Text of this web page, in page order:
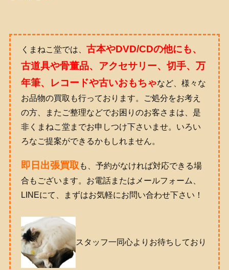
くまねこ堂では、 古本やDVD/CDの他にも、
古道具や骨董品、アクセサリー、切手、万
年筆、レコードや古いおもちゃなど、様々な
お品物の買取も行っております。ご処分をお考え
の方、またご整理などでお困りのお客さまは、是
非くまねこ堂までお申しつけ下さいませ。いろい
ろなご提案ができるかもしれません。
即日出張買取 も、予約がなければ対応できる場
合もございます。お電話またはメールフォーム、
LINEにて、まずはお気軽にお問い合わせ下さい！
スタッフ一同心よりお待ちしており